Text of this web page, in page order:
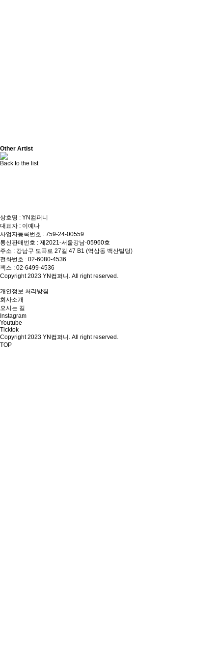
Other Artist
Back to the list
상호명 : YN컴퍼니
대표자 : 이예나
사업자등록번호 : 759-24-00559
통신판매번호 : 제2021-서울강남-05960호
주소 : 강남구 도곡로 27길 47 B1 (역삼동 백산빌딩)
전화번호 : 02-6080-4536
팩스 : 02-6499-4536
Copyright 2023 YN컴퍼니. All right reserved.
개인정보 처리방침
회사소개
오시는 길
Instagram
Youtube
Ticktok
Copyright 2023 YN컴퍼니. All right reserved.
TOP